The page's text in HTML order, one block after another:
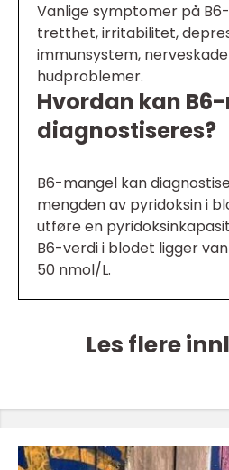
Vanlige symptomer på
tretthet, irritabilitet,
immunsystem,
hudproblemer.
Hvordan kan
diagnostiseres?
B6-mangel kan
mengden av pyridoksin i
utføre en
B6-verdi i blodet ligger
50 nmol/L.
Les flere